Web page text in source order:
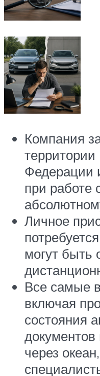
Компания
территории
Федерации
при работе
Личное
могут быть
Все самые
включая
состояния
через